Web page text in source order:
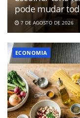
pode mudar
7 DE AGOSTO DE 2026
ECONOMIA